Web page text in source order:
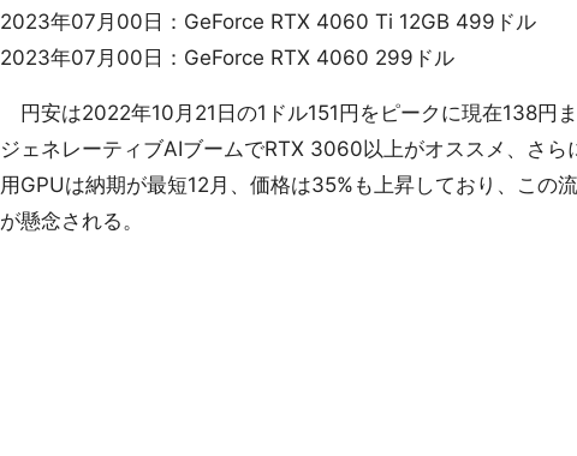
2023年07月00日：GeForce RTX 4060 Ti 12GB 499ドル
2023年07月00日：GeForce RTX 4060 299ドル
円安は2022年10月21日の1ドル151円をピークに現在138円
ジェネレーティブAIブームでRTX 3060以上がオススメ、さ
用GPUは納期が最短12月、価格は35%も上昇しており、この
が懸念される。